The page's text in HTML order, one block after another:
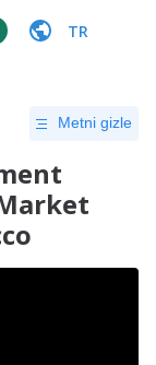
TR
Metni gizle